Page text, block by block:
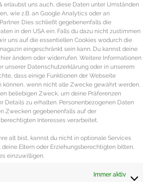
erlaubst uns auch, diese Daten unter Umständen
wie z.B. an Google Analytics oder an
Dies schließt gegebenenfalls die
in den USA ein. Falls du dazu nicht zustimmen
uns auf die essentiellen Cookies wodurch die
eingeschränkt sein kann. Du kannst deine
ändern oder widerrufen. Weitere Informationen
unserer Datenschutzerklärung oder in unserem
dass einige Funktionen der Webseite
können, wenn nicht alle Zwecke gewährt werden.
beliebigen Zweck, um deine Präferenzen
Details zu erhalten. Personenbezogenen Daten
Zwecken gegebenenfalls auf der
Interesses verarbeitet.
alt bist, kannst du nicht in optionale Services
Eltern oder Erziehungsberechtigten bitten,
einzuwilligen.
Immer aktiv
Vegane Schoko Trüffel
Rezept mit Schokolade, Kokosmilch &
100 ml